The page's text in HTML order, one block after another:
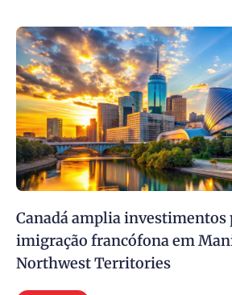
Canadá amplia investimentos
imigração francófona em
Northwest Territories